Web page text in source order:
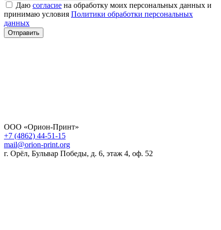
Даю согласие на обработку моих персональных данных и
принимаю условия Политики обработки персональных
данных
Отправить
ООО «Орион-Принт»
+7 (4862) 44-51-15
mail@orion-print.org
г. Орёл, Бульвар Победы, д. 6, этаж 4, оф. 52